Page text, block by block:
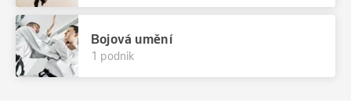
Bojová umění
1 podnik